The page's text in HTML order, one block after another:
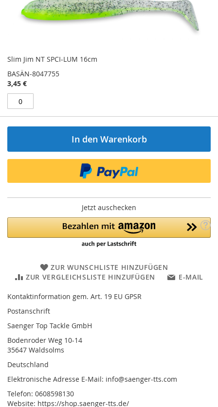
Slim Jim NT SPCI-LUM 16cm
BASÄN-8047755
3,45 €
In den Warenkorb
Jetzt auschecken
ZUR WUNSCHLISTE HINZUFÜGEN
ZUR VERGLEICHSLISTE HINZUFÜGEN
E-MAIL
Kontaktinformation gem. Art. 19 EU GPSR
Postanschrift
Saenger Top Tackle GmbH
Bodenroder Weg 10-14
35647 Waldsolms
Deutschland
Elektronische Adresse E-Mail: info@saenger-tts.com
Telefon: 0608598130
Website: https://shop.saenger-tts.de/